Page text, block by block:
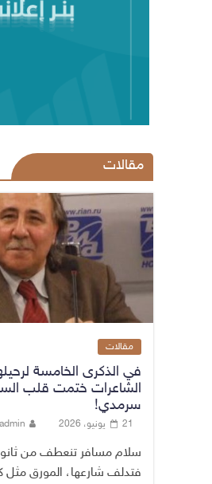
مقالات
مقالات
في الذكرى الخامسة
الشاعرات ختمت قلب
سرمدي!
21 يونيو، 2026 admin
سلام مسافر تنعطف من
فتدلف شارعها، المورق مثل